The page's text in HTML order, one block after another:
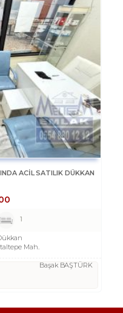
ACİL SATILIK DÜKKAN
1
Mah.
Başak BAŞTÜRK